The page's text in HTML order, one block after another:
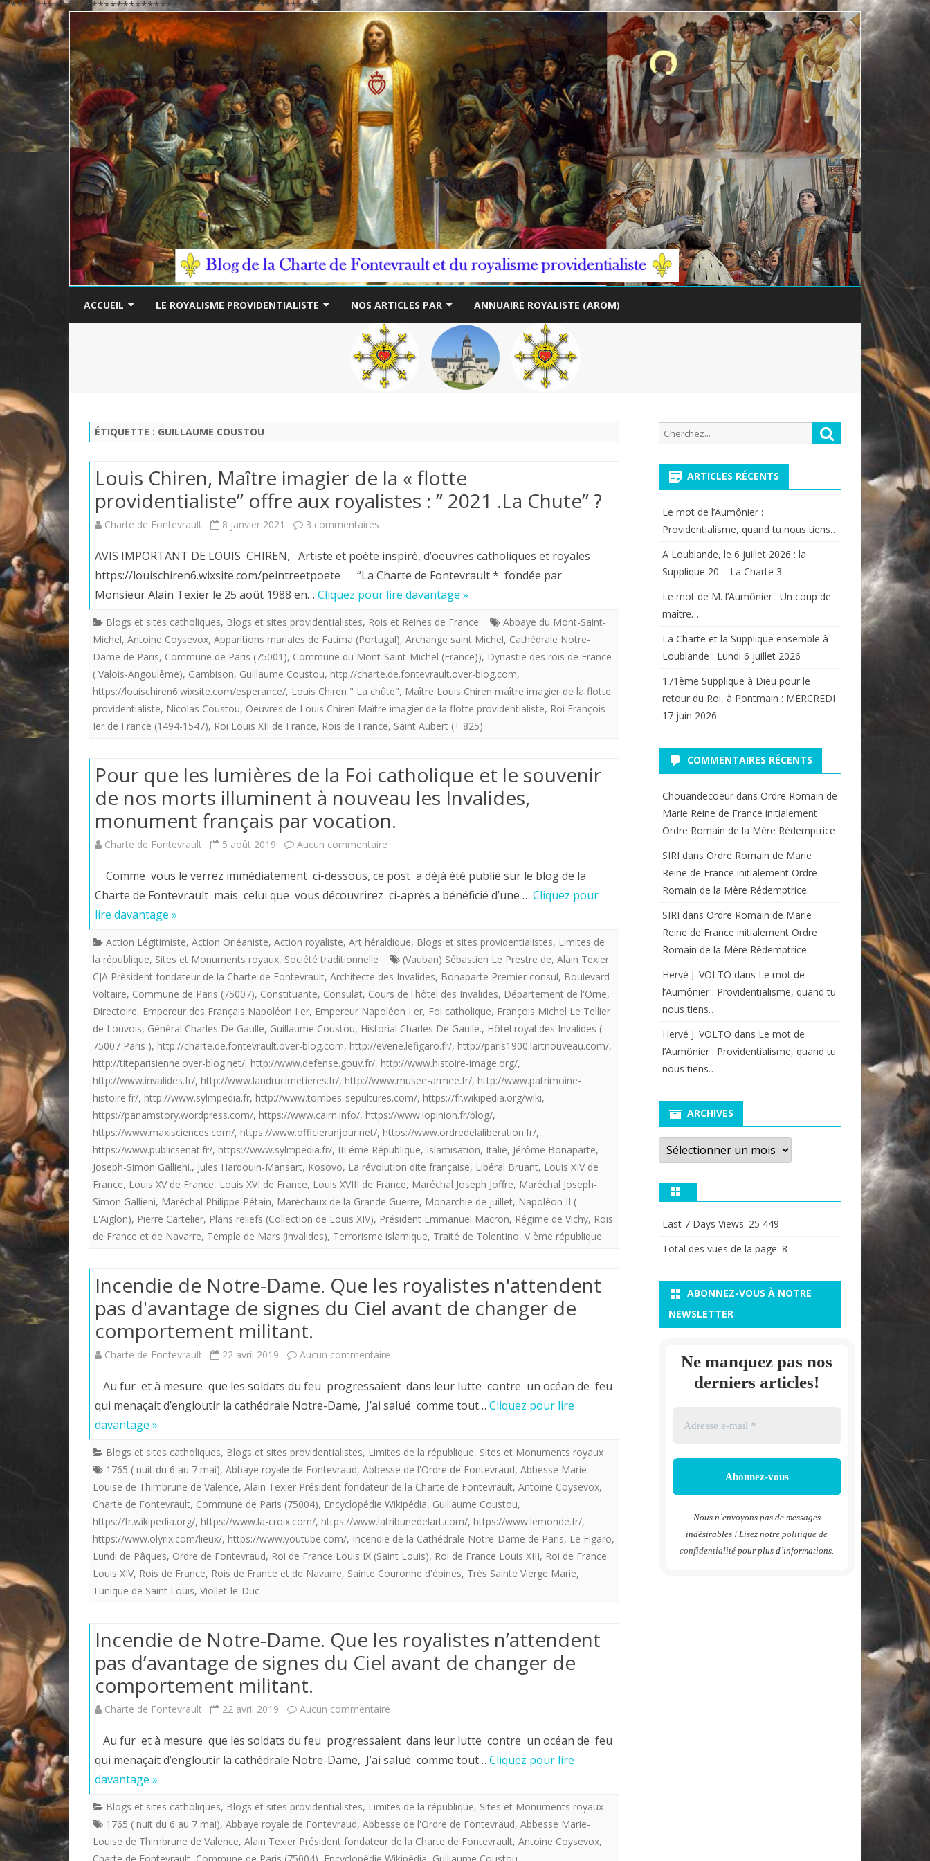
/****************************************************/
to
ACCUEIL LE ROYALISME PROVIDENTIALISTE NOS ARTICLES PAR
THÉME
AUTEUR
ANNUAIRE ROYALISTE (AROM)
ÉTIQUETTE : GUILLAUME COUSTOU
Louis Chiren, Maître imagier de la « flotte
providentialiste” offre aux royalistes : ” 2021 .La Chute” ?
Charte de Fontevrault 8 janvier 2021 3 commentaires
Chiren,
Maître
imagier
de
«
2021
Chute”
AVIS IMPORTANT DE LOUIS CHIREN, Artiste et poète inspiré, d’oeuvres catholiques et royales
https://louischiren6.wixsite.com/peintreetpoete “La Charte de Fontevrault * fondée par
Monsieur Alain Texier le 25 août 1988 en… Cliquez pour lire davantage »
Blogs et sites catholiques, Blogs et sites providentialistes, Rois et Reines de France
Abbaye du Mont-Saint-
Michel, Antoine Coysevox, Apparitions mariales de Fatima (Portugal), Archange saint Michel, Cathédrale Notre-
Dame de Paris, Commune de Paris (75001), Commune du Mont-Saint-Michel (France)), Dynastie des rois de France
( Valois-Angoulême), Gambison, Guillaume Coustou, http://charte.de.fontevrault.over-blog.com,
https://louischiren6.wixsite.com/esperance/, Louis Chiren " La chûte", Maître Louis Chiren maître imagier de la flotte
providentialiste, Nicolas Coustou, Oeuvres de Louis Chiren Maître imagier de la flotte providentialiste, Roi François
Ier de France (1494-1547), Roi Louis XII de France, Rois de France, Saint Aubert (+ 825)
Pour que les lumières de la Foi catholique et le souvenir
de nos morts illuminent à nouveau les Invalides,
monument français par vocation.
Charte de Fontevrault 5 août 2019 Aucun commentaire
que
lumières
de
Foi
et
le
souvenir
de
morts
illuminent
les
Invalides,
français
Comme vous le verrez immédiatement ci-dessous, ce post a déjà été publié sur le blog de la
Charte de Fontevrault mais celui que vous découvrirez ci-après a bénéficié d’une … Cliquez pour
lire davantage »
Action Légitimiste, Action Orléaniste, Action royaliste, Art héraldique, Blogs et sites providentialistes, Limites de
la république, Sites et Monuments royaux, Société traditionnelle (Vauban) Sébastien Le Prestre de, Alain Texier
CJA Président fondateur de la Charte de Fontevrault, Architecte des Invalides, Bonaparte Premier consul, Boulevard
Voltaire, Commune de Paris (75007), Constituante, Consulat, Cours de l'hôtel des Invalides, Département de l'Orne,
Directoire, Empereur des Français Napoléon I er, Empereur Napoléon I er, Foi catholique, François Michel Le Tellier
de Louvois, Général Charles De Gaulle, Guillaume Coustou, Historial Charles De Gaulle., Hôtel royal des Invalides (
75007 Paris ), http://charte.de.fontevrault.over-blog.com, http://evene.lefigaro.fr/, http://paris1900.lartnouveau.com/,
http://titeparisienne.over-blog.net/, http://www.defense.gouv.fr/, http://www.histoire-image.org/,
http://www.invalides.fr/, http://www.landrucimetieres.fr/, http://www.musee-armee.fr/, http://www.patrimoine-
histoire.fr/, http://www.sylmpedia.fr, http://www.tombes-sepultures.com/, https://fr.wikipedia.org/wiki,
https://panamstory.wordpress.com/, https://www.cairn.info/, https://www.lopinion.fr/blog/,
https://www.maxisciences.com/, https://www.officierunjour.net/, https://www.ordredelaliberation.fr/,
https://www.publicsenat.fr/, https://www.sylmpedia.fr/, III éme République, Islamisation, Italie, Jérôme Bonaparte,
Joseph-Simon Gallieni., Jules Hardouin-Mansart, Kosovo, La révolution dite française, Libéral Bruant, Louis XIV de
France, Louis XV de France, Louis XVI de France, Louis XVIII de France, Maréchal Joseph Joffre, Maréchal Joseph-
Simon Gallieni, Maréchal Philippe Pétain, Maréchaux de la Grande Guerre, Monarchie de juillet, Napoléon II (
L'Aiglon), Pierre Cartelier, Plans reliefs (Collection de Louis XIV), Président Emmanuel Macron, Régime de Vichy, Rois
de France et de Navarre, Temple de Mars (invalides), Terrorisme islamique, Traité de Tolentino, V ème république
Incendie de Notre-Dame. Que les royalistes n'attendent
pas d'avantage de signes du Ciel avant de changer de
comportement militant.
Charte de Fontevrault 22 avril 2019 Aucun commentaire
de
Dame.
Que
les
royalistes
pas
signes
du
de
changer
comportement
militant.
Au fur et à mesure que les soldats du feu progressaient dans leur lutte contre un océan de feu
qui menaçait d’engloutir la cathédrale Notre-Dame, J’ai salué comme tout… Cliquez pour lire
davantage »
Blogs et sites catholiques, Blogs et sites providentialistes, Limites de la république, Sites et Monuments royaux
1765 ( nuit du 6 au 7 mai), Abbaye royale de Fontevraud, Abbesse de l'Ordre de Fontevraud, Abbesse Marie-
Louise de Thimbrune de Valence, Alain Texier Président fondateur de la Charte de Fontevrault, Antoine Coysevox,
Charte de Fontevrault, Commune de Paris (75004), Encyclopédie Wikipédia, Guillaume Coustou,
https://fr.wikipedia.org/, https://www.la-croix.com/, https://www.latribunedelart.com/, https://www.lemonde.fr/,
https://www.olyrix.com/lieux/, https://www.youtube.com/, Incendie de la Cathédrale Notre-Dame de Paris, Le Figaro,
Lundi de Pâques, Ordre de Fontevraud, Roi de France Louis IX (Saint Louis), Roi de France Louis XIII, Roi de France
Louis XIV, Rois de France, Rois de France et de Navarre, Sainte Couronne d'épines, Trés Sainte Vierge Marie,
Tunique de Saint Louis, Viollet-le-Duc
Incendie de Notre-Dame. Que les royalistes n’attendent
pas d’avantage de signes du Ciel avant de changer de
comportement militant.
Charte de Fontevrault 22 avril 2019 Aucun commentaire
de
Dame.
Que
les
Au fur et à mesure que les soldats du feu progressaient dans leur lutte contre un océan de feu
qui menaçait d’engloutir la cathédrale Notre-Dame, J’ai salué comme tout… Cliquez pour lire
davantage »
Blogs et sites catholiques, Blogs et sites providentialistes, Limites de la république, Sites et Monuments royaux
1765 ( nuit du 6 au 7 mai), Abbaye royale de Fontevraud, Abbesse de l'Ordre de Fontevraud, Abbesse Marie-
Louise de Thimbrune de Valence, Alain Texier Président fondateur de la Charte de Fontevrault, Antoine Coysevox,
Recherche
pour:
ARTICLES RÉCENTS
Le mot de l’Aumônier :
Providentialisme, quand tu nous tiens…
A Loublande, le 6 juillet 2026 : la
Supplique 20 – La Charte 3
Le mot de M. l’Aumônier : Un coup de
maître…
La Charte et la Supplique ensemble à
Loublande : Lundi 6 juillet 2026
171ème Supplique à Dieu pour le
retour du Roi, à Pontmain : MERCREDI
17 juin 2026.
COMMENTAIRES RÉCENTS
Chouandecoeurdans Ordre Romain de
Marie Reine de France initialement
Ordre Romain de la Mère Rédemptrice
SIRI dans Ordre Romain de Marie
Reine de France initialement Ordre
Romain de la Mère Rédemptrice
SIRI dans Ordre Romain de Marie
Reine de France initialement Ordre
Romain de la Mère Rédemptrice
Hervé J. VOLTO dans Le mot de
l’Aumônier : Providentialisme, quand tu
nous tiens…
Hervé J. VOLTO dans Le mot de
l’Aumônier : Providentialisme, quand tu
nous tiens…
ARCHIVES
Archives
Last 7 Days Views: 25 449
Total des vues de la page: 8
ABONNEZ-VOUS À NOTRE
NEWSLETTER
Ne manquez pas nos
derniers articles!
Nous n’envoyons pas de messages
indésirables ! Lisez notrepolitique de
confidentialité pour plus d’informations.